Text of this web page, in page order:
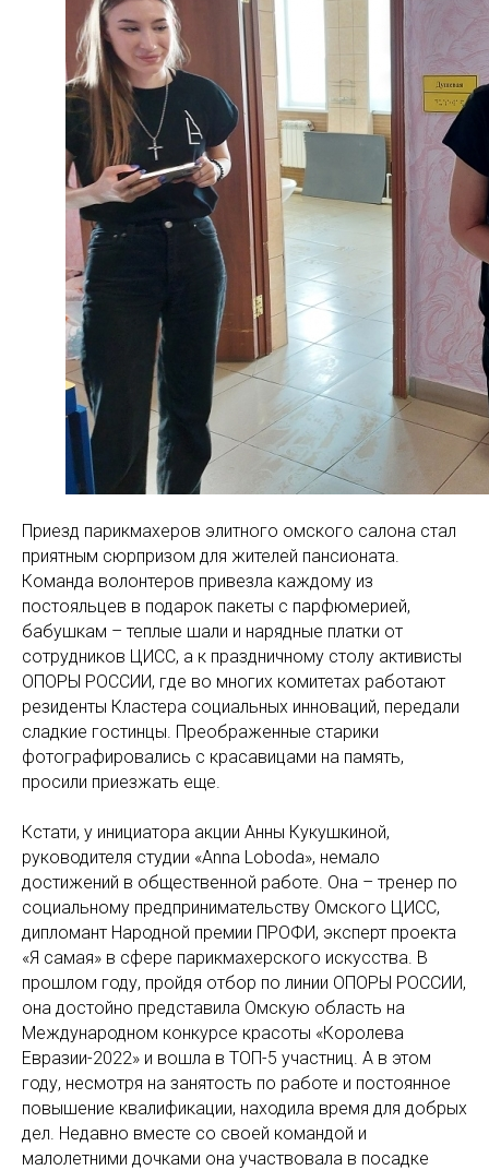
Приезд парикмахеров элитного омского салона стал
приятным сюрпризом для жителей пансионата.
Команда волонтеров привезла каждому из
постояльцев в подарок пакеты с парфюмерией,
бабушкам – теплые шали и нарядные платки от
сотрудников ЦИСС, а к праздничному столу активисты
ОПОРЫ РОССИИ, где во многих комитетах работают
резиденты Кластера социальных инноваций, передали
сладкие гостинцы. Преображенные старики
фотографировались с красавицами на память,
просили приезжать еще.
Кстати, у инициатора акции Анны Кукушкиной,
руководителя студии «Anna Loboda», немало
достижений в общественной работе. Она – тренер по
социальному предпринимательству Омского ЦИСС,
дипломант Народной премии ПРОФИ, эксперт проекта
«Я самая» в сфере парикмахерского искусства. В
прошлом году, пройдя отбор по линии ОПОРЫ РОССИИ,
она достойно представила Омскую область на
Международном конкурсе красоты «Королева
Евразии-2022» и вошла в ТОП-5 участниц. А в этом
году, несмотря на занятость по работе и постоянное
повышение квалификации, находила время для добрых
дел. Недавно вместе со своей командой и
малолетними дочками она участвовала в посадке